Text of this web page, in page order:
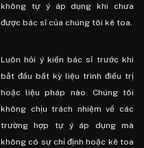
không tự ý áp dụng khi chưa
được bác sĩ của chúng tôi kê toa.
Luôn hỏi ý kiến ​​bác sĩ trước khi
bắt đầu bất kỳ liệu trình điều trị
hoặc liệu pháp nào. Chúng tôi
không chịu trách nhiệm về các
trường hợp tự ý áp dụng mà
không có sự chỉ định hoặc kê toa